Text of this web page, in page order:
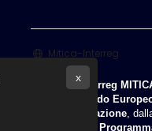
x
Mitica-Interreg
Il progettoInterreg
Fondo
Fondo di Rotazione ,